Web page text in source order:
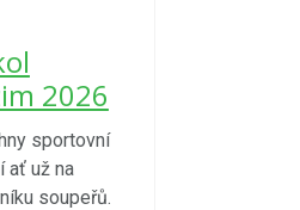
2026
sportovní
ať už na
soupeřů.